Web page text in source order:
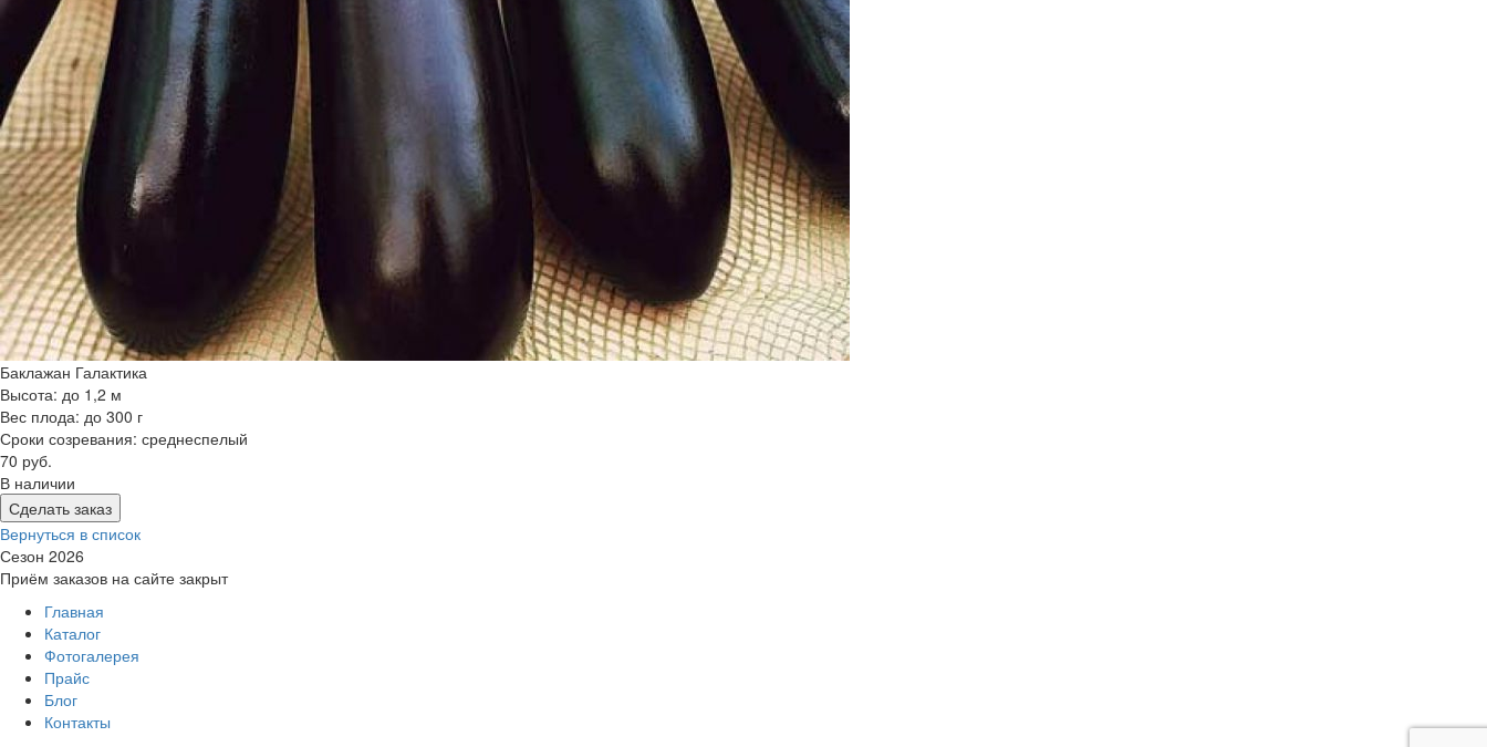
Баклажан Галактика
Высота: до 1,2 м
Вес плода: до 300 г
Сроки созревания: среднеспелый
70 руб.
В наличии
Сделать заказ
Вернуться в список
Сезон 2026
Приём заказов на сайте закрыт
Главная
Каталог
Фотогалерея
Прайс
Блог
Контакты